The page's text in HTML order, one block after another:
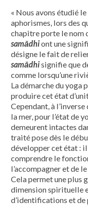
« Nous avons étudié
aphorismes, lors des
chapitre porte le nom
samādhiont une
désigne le fait de
samādhisignifie que
comme lorsqu’une
La démarche du yoga
produire cet état
Cependant, à
la mer, pour l’état de
demeurent intactes
traité pose dès le
développer cet état :
comprendre le
l’accompagner et de
Cela permet une plus
dimension spirituelle
d’identifications et de